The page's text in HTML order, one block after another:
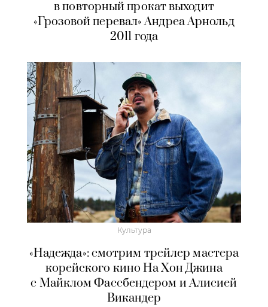
в повторный прокат выходит
«Грозовой перевал» Андреа Арнольд
2011 года
Культура
«Надежда»: смотрим трейлер мастера
корейского кино На Хон Джина
с Майклом Фассбендером и Алисией
Викандер